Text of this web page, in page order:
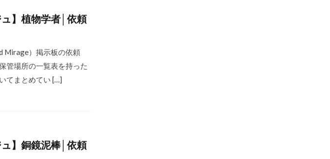
ュ】植物学者│依頼
Mirage）掲示板の依頼
管場所の一覧表を持った
てまとめてい […]
ュ】銅鏡泥棒│依頼